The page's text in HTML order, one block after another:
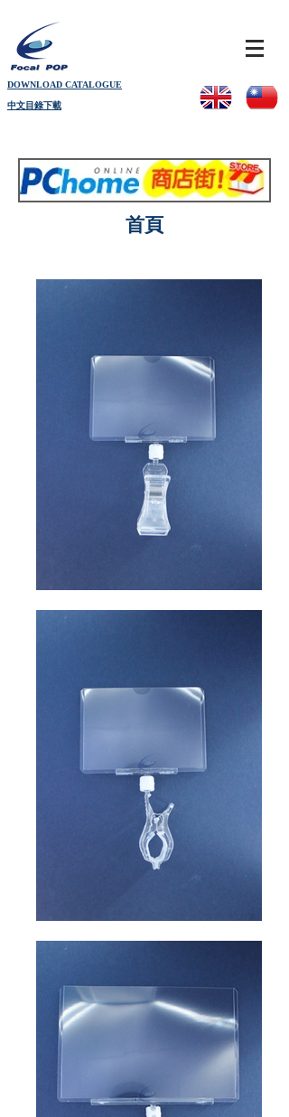
DOWNLOAD CATALOGUE
中文目錄下載
首頁